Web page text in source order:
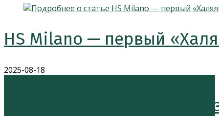
HS Milano — первый
2025-08-18
Бесплатная доставка при